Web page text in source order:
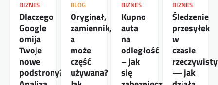
BIZNES
Dlaczego
Google
omija
Twoje
nowe
podstrony?
BLOG
Oryginał,
zamiennik,
a
może
część
używana?
BIZNES
Kupno
auta
na
odległość
– jak
się
BIZNES
Śledzenie
przesyłek
w
czasie
— jak